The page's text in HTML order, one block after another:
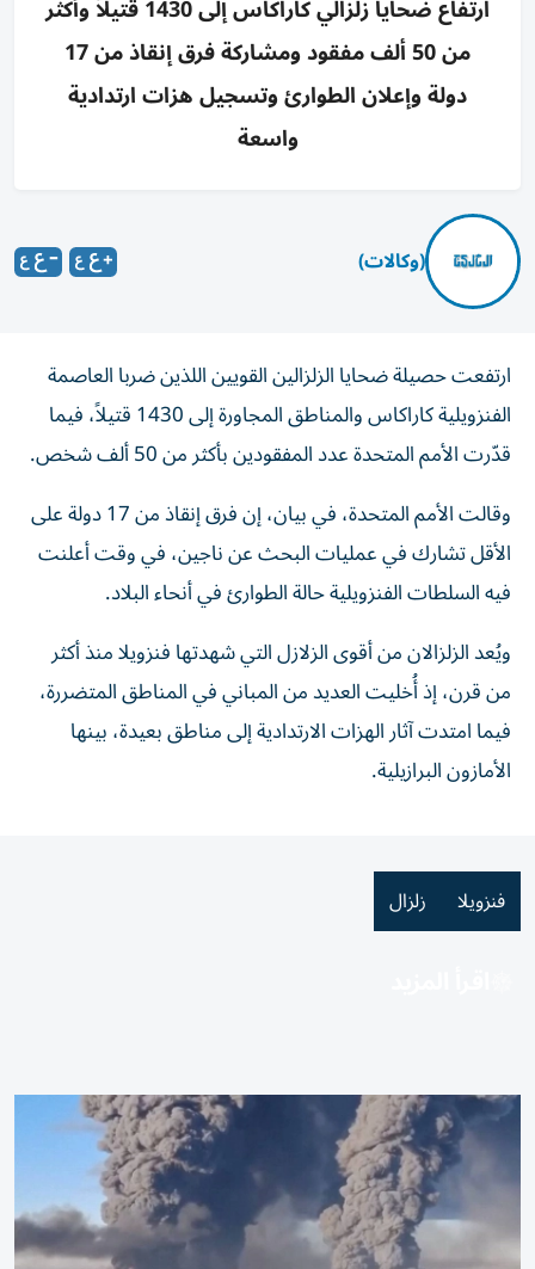
ارتفاع ضحايا زلزالي كاراكاس إلى 1430 قتيلاً وأكثر
من 50 ألف مفقود ومشاركة فرق إنقاذ من 17
دولة وإعلان الطوارئ وتسجيل هزات ارتدادية
واسعة
(وكالات)
ارتفعت حصيلة ضحايا الزلزالين القويين اللذين ضربا العاصمة
الفنزويلية كاراكاس والمناطق المجاورة إلى 1430 قتيلاً، فيما
قدّرت الأمم المتحدة عدد المفقودين بأكثر من 50 ألف شخص.
وقالت الأمم المتحدة، في بيان، إن فرق إنقاذ من 17 دولة على
الأقل تشارك في عمليات البحث عن ناجين، في وقت أعلنت
فيه السلطات الفنزويلية حالة الطوارئ في أنحاء البلاد.
ويُعد الزلزالان من أقوى الزلازل التي شهدتها فنزويلا منذ أكثر
من قرن، إذ أُخليت العديد من المباني في المناطق المتضررة،
فيما امتدت آثار الهزات الارتدادية إلى مناطق بعيدة، بينها
الأمازون البرازيلية.
فنزويلا زلزال